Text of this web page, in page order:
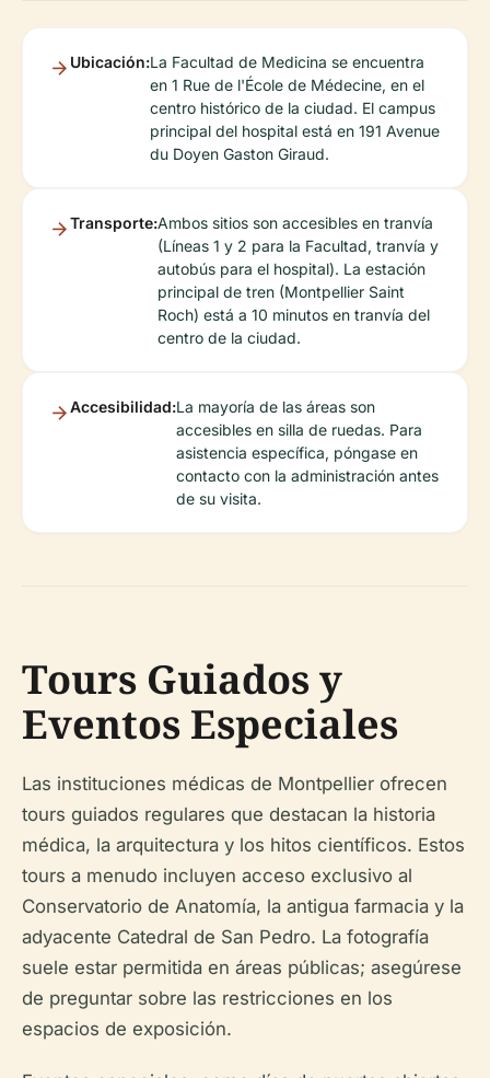
Ubicación:La Facultad de Medicina se encuentra
en 1 Rue de l'École de Médecine, en el
centro histórico de la ciudad. El campus
principal del hospital está en 191 Avenue
du Doyen Gaston Giraud.
Transporte:Ambos sitios son accesibles en tranvía
(Líneas 1 y 2 para la Facultad, tranvía y
autobús para el hospital). La estación
principal de tren (Montpellier Saint
Roch) está a 10 minutos en tranvía del
centro de la ciudad.
Accesibilidad:La mayoría de las áreas son
accesibles en silla de ruedas. Para
asistencia específica, póngase en
contacto con la administración antes
de su visita.
Tours Guiados y
Eventos Especiales
Las instituciones médicas de Montpellier ofrecen
tours guiados regulares que destacan la historia
médica, la arquitectura y los hitos científicos. Estos
tours a menudo incluyen acceso exclusivo al
Conservatorio de Anatomía, la antigua farmacia y la
adyacente Catedral de San Pedro. La fotografía
suele estar permitida en áreas públicas; asegúrese
de preguntar sobre las restricciones en los
espacios de exposición.